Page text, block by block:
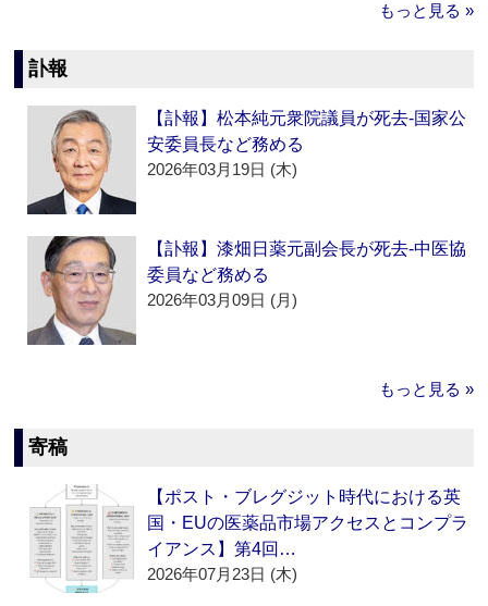
もっと見る »
訃報
【訃報】松本純元衆院議員が死去‐国家公
安委員長など務める
2026年03月19日 (木)
【訃報】漆畑日薬元副会長が死去‐中医協
委員など務める
2026年03月09日 (月)
もっと見る »
寄稿
【ポスト・ブレグジット時代における英
国・EUの医薬品市場アクセスとコンプラ
イアンス】第4回…
2026年07月23日 (木)